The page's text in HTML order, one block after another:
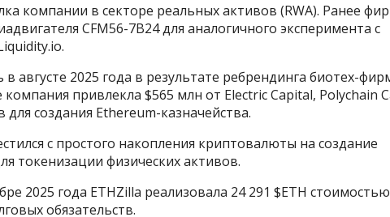
компании в секторе реальных активов (RWA). Ранее
CFM56-7B24 для аналогичного эксперимента с
в августе 2025 года в результате ребрендинга биотех-
компания привлекла $565 млн от Electric Capital, Polychain
для создания Ethereum-казначейства.
с простого накопления криптовалюты на создание
токенизации физических активов.
2025 года ETHZilla реализовала 24 291 $ETH
обязательств.